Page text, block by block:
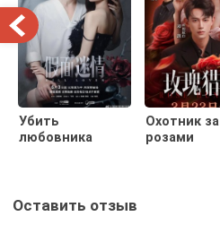
Убить
любовника
Охотник за
розами
Оставить отзыв